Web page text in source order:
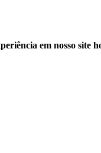
em nosso site